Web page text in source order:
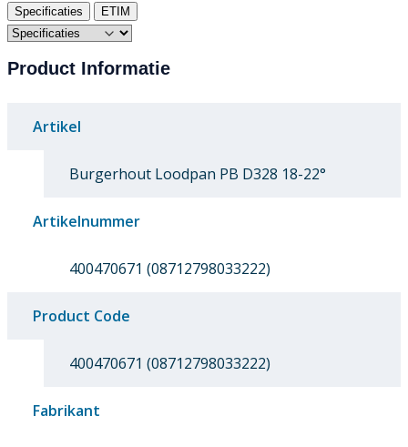
Specificaties ETIM
Product Informatie
Artikel
Burgerhout Loodpan PB D328 18-22°
Artikelnummer
400470671 (08712798033222)
Product Code
400470671 (08712798033222)
Fabrikant